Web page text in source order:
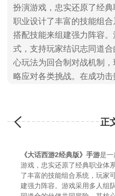
扮演游戏，忠实还原了经
职业设计了丰富的技能组
搭配技能来组建强力阵容
式，支持玩家结识志同道
心玩法为回合制对战机制
略应对各类挑战。在成功
正
《大话西游2经典版》手游是
游戏，忠实还原了经典职业体
了丰富的技能组合系统，玩家
建强力阵容。游戏采用多人组